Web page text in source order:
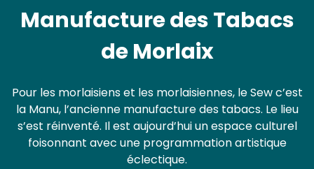
Manufacture des Tabacs
de Morlaix
Pour les morlaisiens et les morlaisiennes, le Sew c’est
la Manu, l’ancienne manufacture des tabacs. Le lieu
s’est réinventé. Il est aujourd’hui un espace culturel
foisonnant avec une programmation artistique
éclectique.